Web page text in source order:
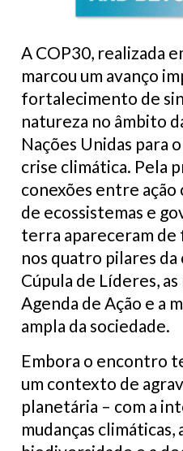
A COP30, realizada
marcou um avanço
fortalecimento de
natureza no âmbito
Nações Unidas para
crise climática. Pela
conexões entre
de ecossistemas e
terra apareceram
nos quatro pilares
Cúpula de Líderes, as
Agenda de Ação e a
ampla da sociedade.
Embora o encontro
um contexto de
planetária – com a
mudanças